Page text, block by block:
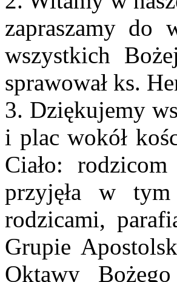
zapraszamy do
wszystkich
sprawował ks.
3. Dziękujemy
i plac wokół
Ciało:
przyjęła w
rodzicami,
Grupie
Oktawy Bożego